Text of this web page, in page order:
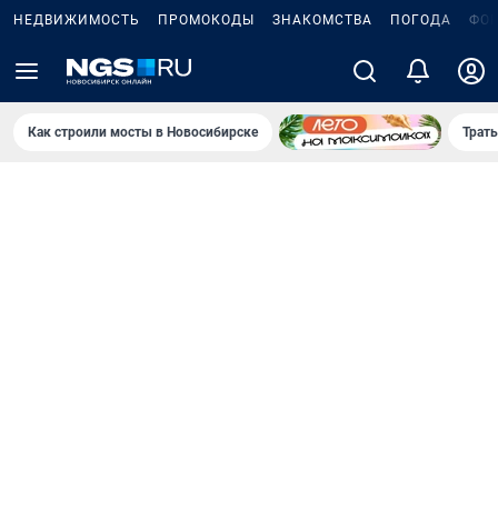
НЕДВИЖИМОСТЬ ПРОМОКОДЫ ЗНАКОМСТВА ПОГОДА
Как строили мосты в Новосибирске